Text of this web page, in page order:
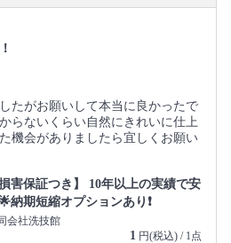
たがお願いして本当に良かったで
らないくらい自然にきれいに仕上
機会がありましたら宜しくお願い
損害保証つき】 10年以上の実績で安
納期短縮オプションあり❗️
会社洗技館
1 円(税込) / 1点